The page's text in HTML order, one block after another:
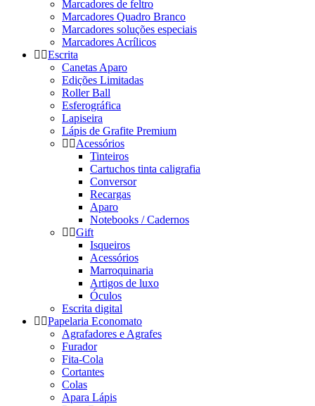
Marcadores de feltro
Marcadores Quadro Branco
Marcadores soluções especiais
Marcadores Acrílicos
Escrita
Canetas Aparo
Edições Limitadas
Roller Ball
Esferográfica
Lapiseira
Lápis de Grafite Premium
Acessórios
Tinteiros
Cartuchos tinta caligrafia
Conversor
Recargas
Aparo
Notebooks / Cadernos
Gift
Isqueiros
Acessórios
Marroquinaria
Artigos de luxo
Óculos
Escrita digital
Papelaria Economato
Agrafadores e Agrafes
Furador
Fita-Cola
Cortantes
Colas
Apara Lápis